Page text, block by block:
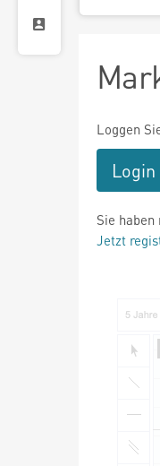
Loggen
Login
Sie
Jetzt